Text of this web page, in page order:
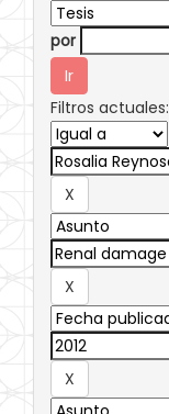
por
Filtros actuales: